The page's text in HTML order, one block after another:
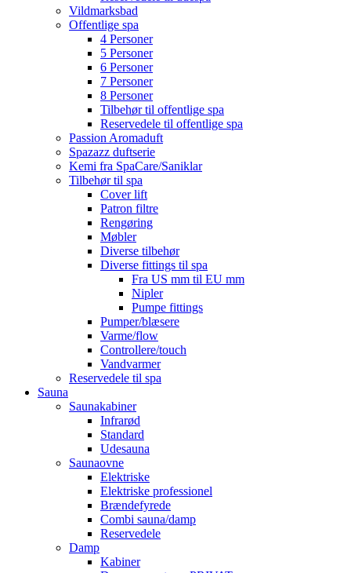
Vildmarksbad
Offentlige spa
4 Personer
5 Personer
6 Personer
7 Personer
8 Personer
Tilbehør til offentlige spa
Reservedele til offentlige spa
Passion Aromaduft
Spazazz duftserie
Kemi fra SpaCare/Saniklar
Tilbehør til spa
Cover lift
Patron filtre
Rengøring
Møbler
Diverse tilbehør
Diverse fittings til spa
Fra US mm til EU mm
Nipler
Pumpe fittings
Pumper/blæsere
Varme/flow
Controllere/touch
Vandvarmer
Reservedele til spa
Sauna
Saunakabiner
Infrarød
Standard
Udesauna
Saunaovne
Elektriske
Elektriske professionel
Brændefyrede
Combi sauna/damp
Reservedele
Damp
Kabiner